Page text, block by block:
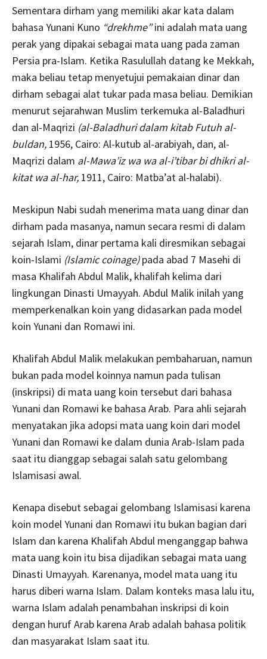
Sementara dirham yang memiliki akar kata dalam
bahasa Yunani Kuno “drekhme”ini adalah mata uang
perak yang dipakai sebagai mata uang pada zaman
Persia pra-Islam. Ketika Rasulullah datang ke Mekkah,
maka beliau tetap menyetujui pemakaian dinar dan
dirham sebagai alat tukar pada masa beliau. Demikian
menurut sejarahwan Muslim terkemuka al-Baladhuri
dan al-Maqrizi (al-Baladhuri dalam kitab Futuh al-
buldan, 1956, Cairo: Al-kutub al-arabiyah, dan, al-
Maqrizi dalam al-Mawa’iz wa wa al-i’tibar bi dhikri al-
kitat wa al-har, 1911, Cairo: Matba’at al-halabi).
Meskipun Nabi sudah menerima mata uang dinar dan
dirham pada masanya, namun secara resmi di dalam
sejarah Islam, dinar pertama kali diresmikan sebagai
koin-Islami (Islamic coinage)pada abad 7 Masehi di
masa Khalifah Abdul Malik, khalifah kelima dari
lingkungan Dinasti Umayyah. Abdul Malik inilah yang
memperkenalkan koin yang didasarkan pada model
koin Yunani dan Romawi ini.
Khalifah Abdul Malik melakukan pembaharuan, namun
bukan pada model koinnya namun pada tulisan
(inskripsi) di mata uang koin tersebut dari bahasa
Yunani dan Romawi ke bahasa Arab. Para ahli sejarah
menyatakan jika adopsi mata uang koin dari model
Yunani dan Romawi ke dalam dunia Arab-Islam pada
saat itu dianggap sebagai salah satu gelombang
Islamisasi awal.
Kenapa disebut sebagai gelombang Islamisasi karena
koin model Yunani dan Romawi itu bukan bagian dari
Islam dan karena Khalifah Abdul menganggap bahwa
mata uang koin itu bisa dijadikan sebagai mata uang
Dinasti Umayyah. Karenanya, model mata uang itu
harus diberi warna Islam. Dalam konteks masa lalu itu,
warna Islam adalah penambahan inskripsi di koin
dengan huruf Arab karena Arab adalah bahasa politik
dan masyarakat Islam saat itu.